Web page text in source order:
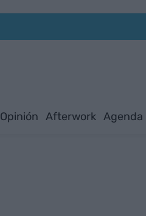
Opinión Afterwork Agenda